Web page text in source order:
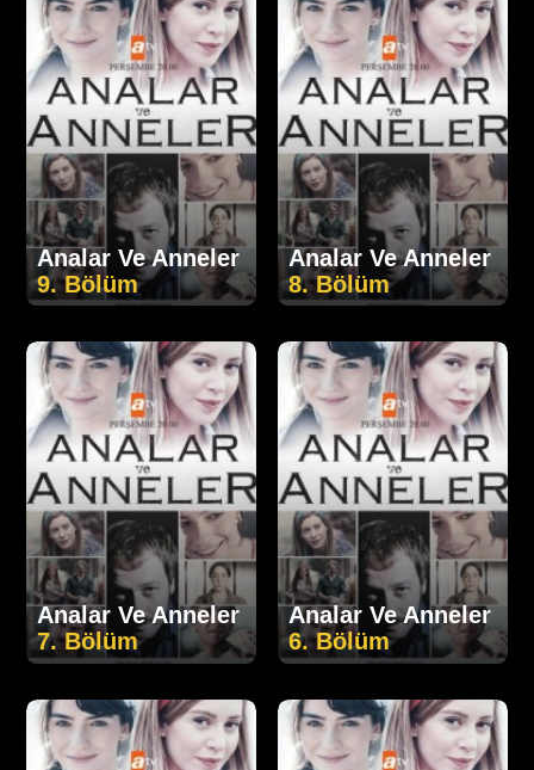
Analar Ve Anneler
9. Bölüm
Analar Ve Anneler
8. Bölüm
Analar Ve Anneler
7. Bölüm
Analar Ve Anneler
6. Bölüm